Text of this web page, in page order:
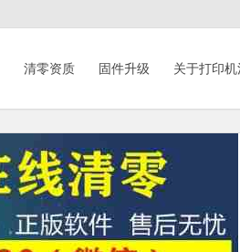
清零资质 固件升级 关于打印机